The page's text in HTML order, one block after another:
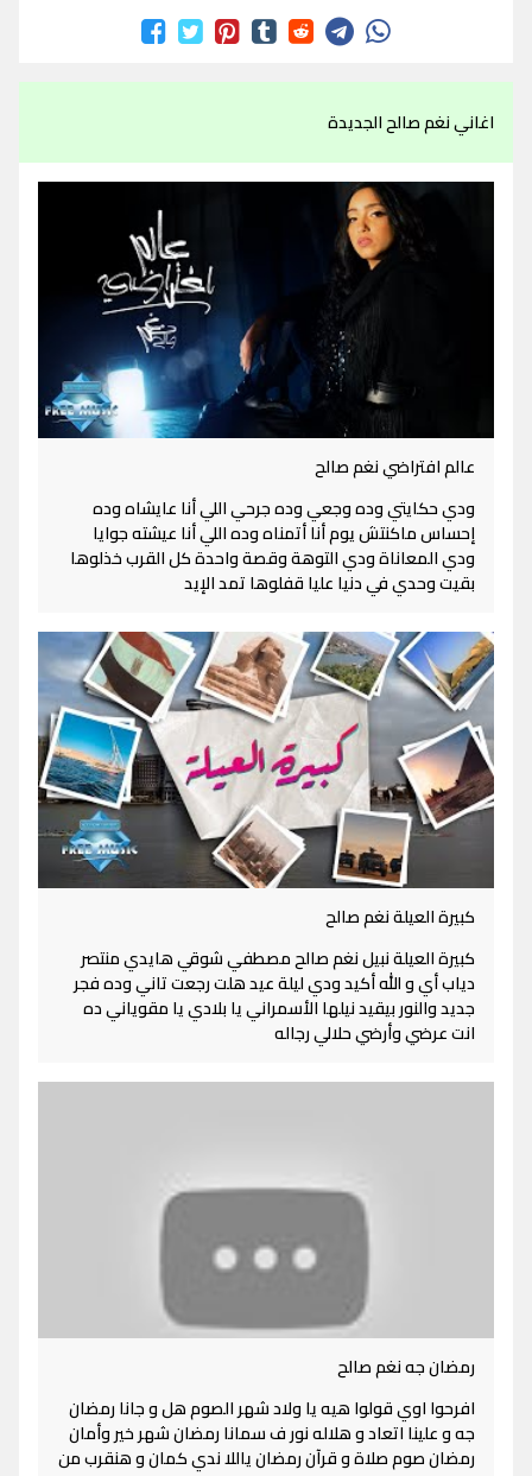
اغاني نغم صالح الجديدة
عالم افتراضي نغم صالح
ودي حكايتي وده وجعي وده جرحي اللي أنا عايشاه وده
إحساس ماكنتش يوم أنا أتمناه وده اللي أنا عيشته جوايا
ودي المعاناة ودي التوهة وقصة واحدة كل القرب خذلوها
بقيت وحدي في دنيا عليا قفلوها تمد الإيد
كبيرة العيلة نغم صالح
كبيرة العيلة نبيل نغم صالح مصطفي شوقي هايدي منتصر
دياب أي و الله أكيد ودي ليلة عيد هلت رجعت تاني وده فجر
جديد والنور بيقيد نيلها الأسمراني يا بلادي يا مقوياني ده
انت عرضي وأرضي حلالي رجاله
رمضان جه نغم صالح
افرحوا اوي قولوا هيه يا ولاد شهر الصوم هل و جانا رمضان
جه و علينا اتعاد و هلاله نور ف سمانا رمضان شهر خير وأمان
رمضان صوم صلاة و قرآن رمضان ياللا ندي كمان و هنقرب من